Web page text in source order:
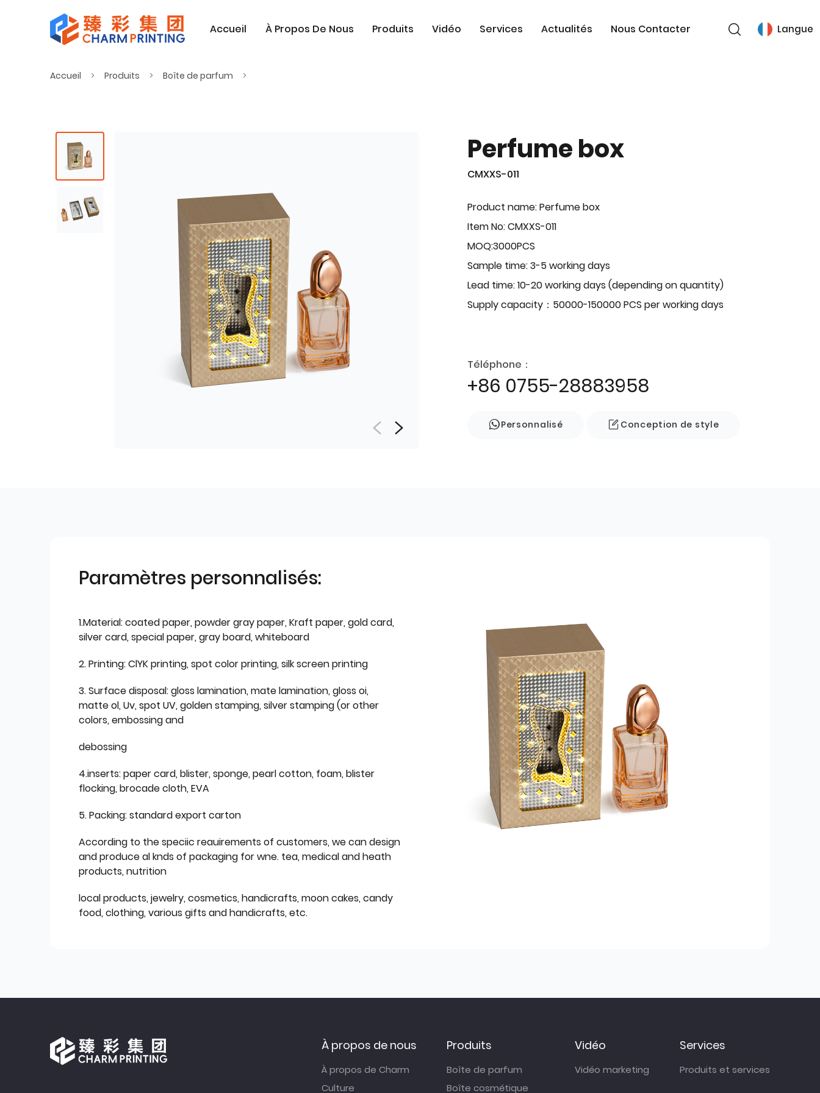
Accueil À Propos De Nous Produits Vidéo Services Actualités Nous Contacter Langue
Accueil Produits Boîte de parfum
Perfume box
CMXXS-011
Product name: Perfume box
Item No: CMXXS-011
MOQ:3000PCS
Sample time: 3-5 working days
Lead time: 10-20 working days (depending on quantity)
Supply capacity：50000-150000 PCS per working days
Téléphone：
+86 0755-28883958
Personnalisé Conception de style
Paramètres personnalisés:
1.Material: coated paper, powder gray paper, Kraft paper, gold card,
silver card, special paper, gray board, whiteboard
2. Printing: ClYK printing, spot color printing, silk screen printing
3. Surface disposal: gloss lamination, mate lamination, gloss oi,
matte ol, Uv, spot UV, golden stamping, silver stamping (or other
colors, embossing and
debossing
4.inserts: paper card, blister, sponge, pearl cotton, foam, blister
flocking, brocade cloth, EVA
5. Packing: standard export carton
According to the speciic reauirements of customers, we can design
and produce al knds of packaging for wne. tea, medical and heath
products, nutrition
local products, jewelry, cosmetics, handicrafts, moon cakes, candy
food, clothing, various gifts and handicrafts, etc.
À propos de nous
À propos de Charm
Culture
Produits
Boîte de parfum
Boîte cosmétique
Vidéo
Vidéo marketing
Services
Produits et services